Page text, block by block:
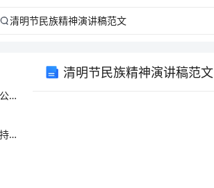
北京思泽众联系统科技有限公司介绍企业发展分析报告
中国农村经济发展的金融支持研究的任务书
清明节民族精神演讲稿范文